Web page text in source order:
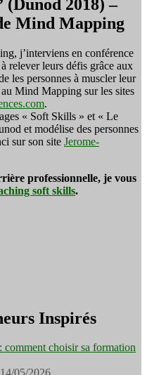
2018) –
Mind Mapping
j’interviens en conférence
relever leurs défis grâce aux
les personnes à muscler leur
Mind Mapping sur les sites
.
« Soft Skills » et « Le
et modélise des personnes
sur son site Jerome-
professionnelle, je vous
soft skills.
Inspirés
comment choisir sa formation